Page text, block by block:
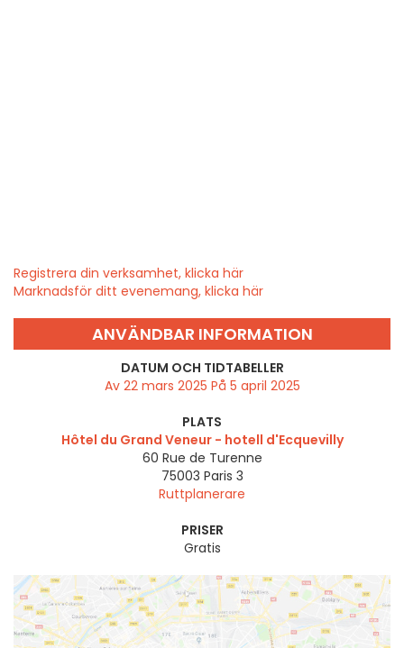
Registrera din verksamhet, klicka här
Marknadsför ditt evenemang, klicka här
ANVÄNDBAR INFORMATION
DATUM OCH TIDTABELLER
Av 22 mars 2025 På 5 april 2025
PLATS
Hôtel du Grand Veneur - hotell d'Ecquevilly
60 Rue de Turenne
75003 Paris 3
Ruttplanerare
PRISER
Gratis